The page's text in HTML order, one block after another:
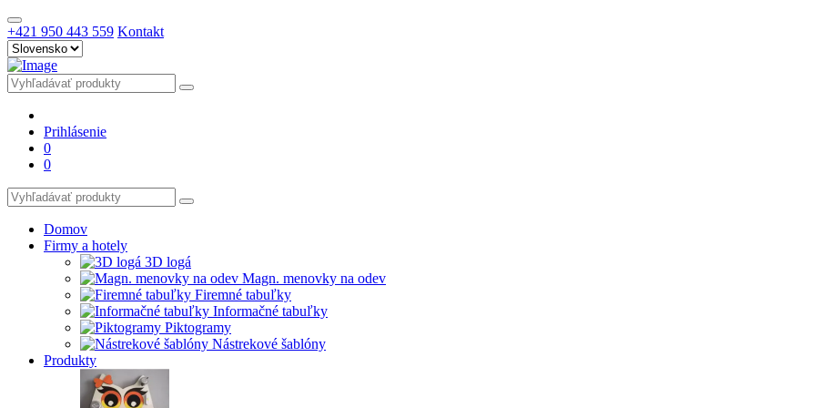
+421 950 443 559 Kontakt
Prihlásenie
0
0
Domov
Firmy a hotely
3D logá
Magn. menovky na odev
Firemné tabuľky
Informačné tabuľky
Piktogramy
Nástrekové šablóny
Produkty